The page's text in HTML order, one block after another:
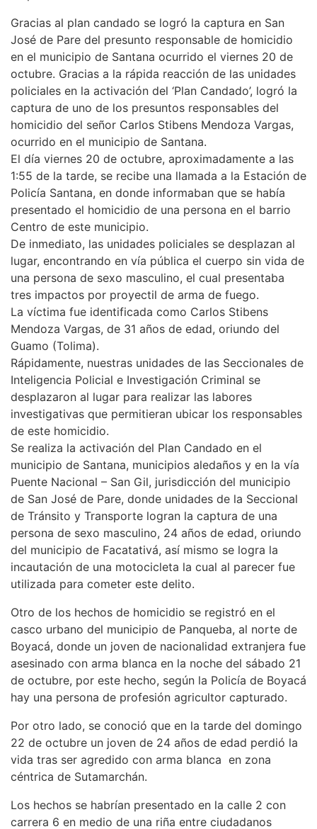
Gracias al plan candado se logró la captura en San
José de Pare del presunto responsable de homicidio
en el municipio de Santana ocurrido el viernes 20 de
octubre. Gracias a la rápida reacción de las unidades
policiales en la activación del ‘Plan Candado’, logró la
captura de uno de los presuntos responsables del
homicidio del señor Carlos Stibens Mendoza Vargas,
ocurrido en el municipio de Santana.
El día viernes 20 de octubre, aproximadamente a las
1:55 de la tarde, se recibe una llamada a la Estación de
Policía Santana, en donde informaban que se había
presentado el homicidio de una persona en el barrio
Centro de este municipio.
De inmediato, las unidades policiales se desplazan al
lugar, encontrando en vía pública el cuerpo sin vida de
una persona de sexo masculino, el cual presentaba
tres impactos por proyectil de arma de fuego.
La víctima fue identificada como Carlos Stibens
Mendoza Vargas, de 31 años de edad, oriundo del
Guamo (Tolima).
Rápidamente, nuestras unidades de las Seccionales de
Inteligencia Policial e Investigación Criminal se
desplazaron al lugar para realizar las labores
investigativas que permitieran ubicar los responsables
de este homicidio.
Se realiza la activación del Plan Candado en el
municipio de Santana, municipios aledaños y en la vía
Puente Nacional – San Gil, jurisdicción del municipio
de San José de Pare, donde unidades de la Seccional
de Tránsito y Transporte logran la captura de una
persona de sexo masculino, 24 años de edad, oriundo
del municipio de Facatativá, así mismo se logra la
incautación de una motocicleta la cual al parecer fue
utilizada para cometer este delito.
Otro de los hechos de homicidio se registró en el
casco urbano del municipio de Panqueba, al norte de
Boyacá, donde un joven de nacionalidad extranjera fue
asesinado con arma blanca en la noche del sábado 21
de octubre, por este hecho, según la Policía de Boyacá
hay una persona de profesión agricultor capturado.
Por otro lado, se conoció que en la tarde del domingo
22 de octubre un joven de 24 años de edad perdió la
vida tras ser agredido con arma blanca en zona
céntrica de Sutamarchán.
Los hechos se habrían presentado en la calle 2 con
carrera 6 en medio de una riña entre ciudadanos